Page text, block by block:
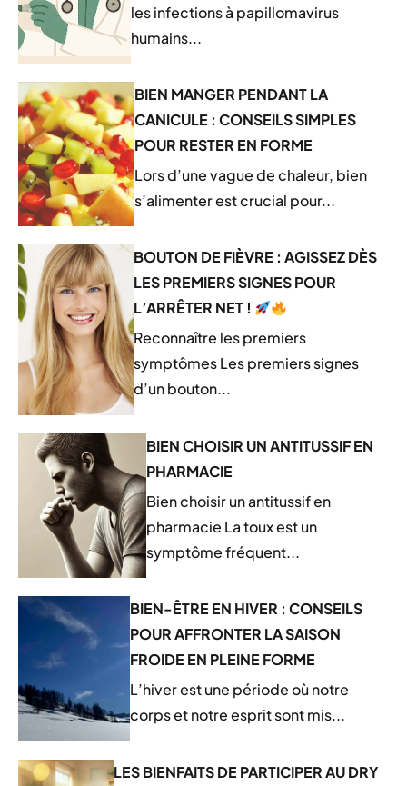
les infections à papillomavirus
humains...
BIEN MANGER PENDANT LA
CANICULE : CONSEILS SIMPLES
POUR RESTER EN FORME
Lors d’une vague de chaleur, bien
s’alimenter est crucial pour...
BOUTON DE FIÈVRE : AGISSEZ DÈS
LES PREMIERS SIGNES POUR
L’ARRÊTER NET !
Reconnaître les premiers
symptômes Les premiers signes
d’un bouton...
BIEN CHOISIR UN ANTITUSSIF EN
PHARMACIE
Bien choisir un antitussif en
pharmacie La toux est un
symptôme fréquent...
BIEN-ÊTRE EN HIVER : CONSEILS
POUR AFFRONTER LA SAISON
FROIDE EN PLEINE FORME
L’hiver est une période où notre
corps et notre esprit sont mis...
LES BIENFAITS DE PARTICIPER AU DRY